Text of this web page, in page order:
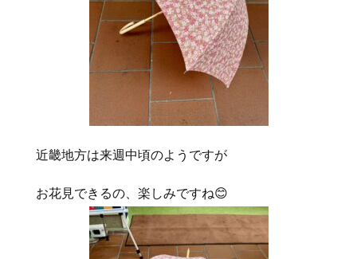
近畿地方は来週中頃のようですが
お花見できるの、楽しみですね😊